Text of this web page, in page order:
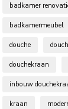
badkamer
badkamermeubel
douche
douchekraan
inbouw
kraan